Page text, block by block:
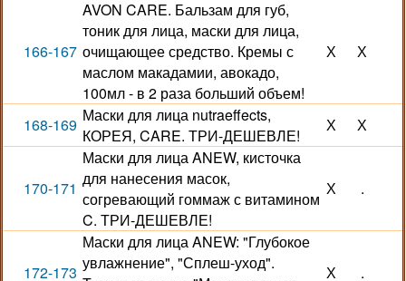
166-167
AVON CARE. Бальзам для губ,
тоник для лица, маски для лица,
очищающее средство. Кремы с
маслом макадамии, авокадо,
100мл - в 2 раза больший объем!
Х Х
168-169 Маски для лица nutraeffects,
КОРЕЯ, CARE. ТРИ-ДЕШЕВЛЕ!
Х Х
170-171
Маски для лица ANEW, кисточка
для нанесения масок,
согревающий гоммаж с витамином
C. ТРИ-ДЕШЕВЛЕ!
Х .
172-173
Маски для лица ANEW: "Глубокое
увлажнение", "Сплеш-уход".
Х .